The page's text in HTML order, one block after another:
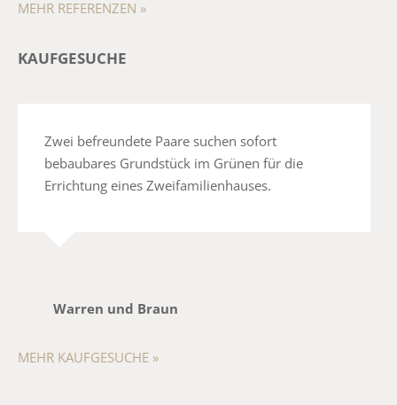
MEHR REFERENZEN »
KAUFGESUCHE
Zwei befreundete Paare suchen sofort
bebaubares Grundstück im Grünen für die
Errichtung eines Zweifamilienhauses.
Warren und Braun
MEHR KAUFGESUCHE »